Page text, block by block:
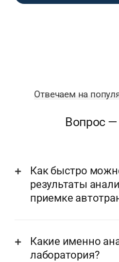
Отвечаем на
Вопрос
Как быстро
результаты
приемке
Какие именно
лаборатория?